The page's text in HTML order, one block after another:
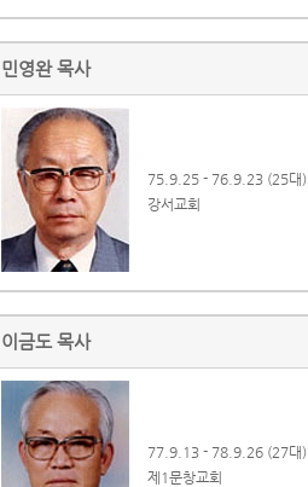
민영완 목사
75.9.25 - 76.9.23 (25대)
강서교회
이금도 목사
77.9.13 - 78.9.26 (27대)
제1문창교회